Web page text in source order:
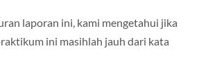
laporan ini, kami mengetahui jika
ini masihlah jauh dari kata